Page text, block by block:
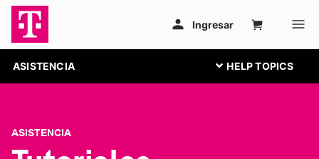
ASISTENCIA
ASISTENCIA